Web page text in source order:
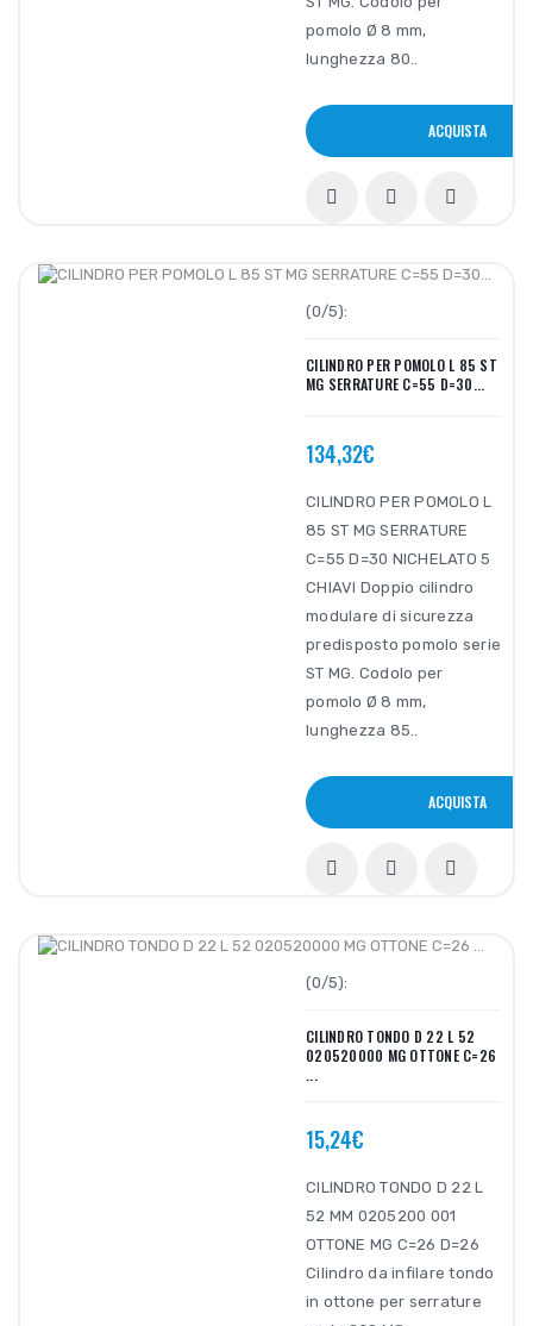
pomolo Ø 8 mm,
lunghezza 80..
ACQUISTA
(0/5):
CILINDRO PER POMOLO L 85 ST
MG SERRATURE C=55 D=30...
134,32€
CILINDRO PER POMOLO L
85 ST MG SERRATURE
C=55 D=30 NICHELATO 5
CHIAVI Doppio cilindro
modulare di sicurezza
predisposto pomolo serie
ST MG. Codolo per
pomolo Ø 8 mm,
lunghezza 85..
ACQUISTA
(0/5):
CILINDRO TONDO D 22 L 52
020520000 MG OTTONE C=26
...
15,24€
CILINDRO TONDO D 22 L
52 MM 0205200 001
OTTONE MG C=26 D=26
Cilindro da infilare tondo
in ottone per serrature